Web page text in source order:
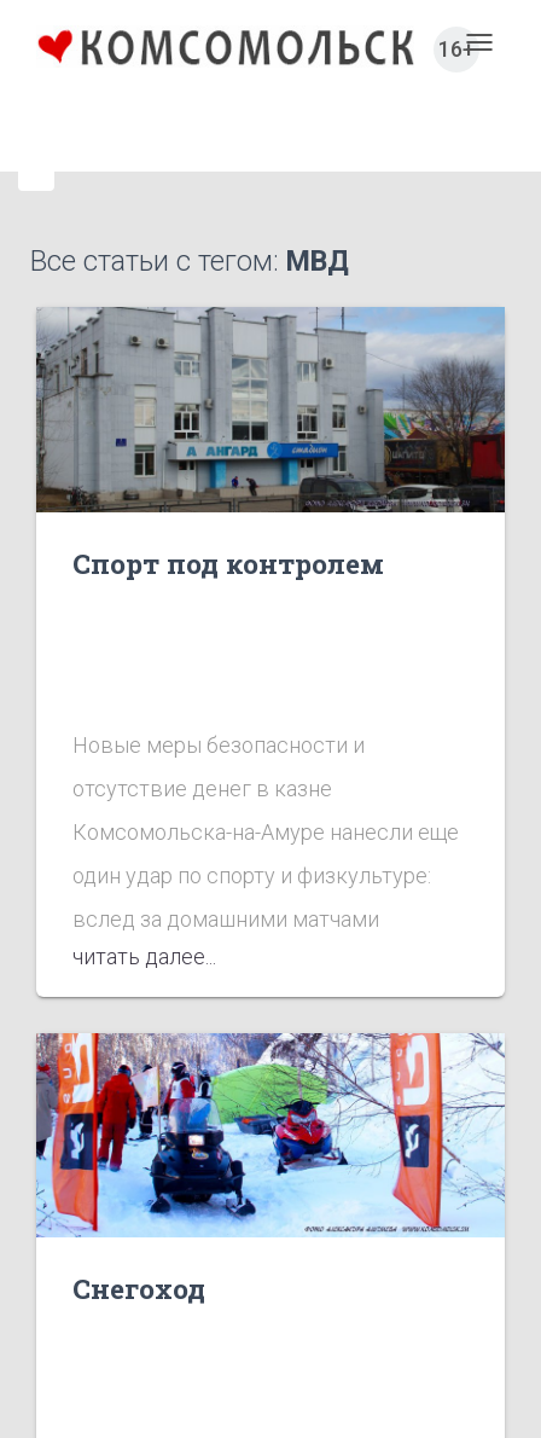
16+
Все статьи с тегом: МВД
Спорт под контролем
Новые меры безопасности и
отсутствие денег в казне
Комсомольска-на-Амуре нанесли еще
один удар по спорту и физкультуре:
вслед за домашними матчами
«Смены», со стадионов города на
неопределенное время уходят
региональные и краевые
соревнования.
читать далее...
Снегоход